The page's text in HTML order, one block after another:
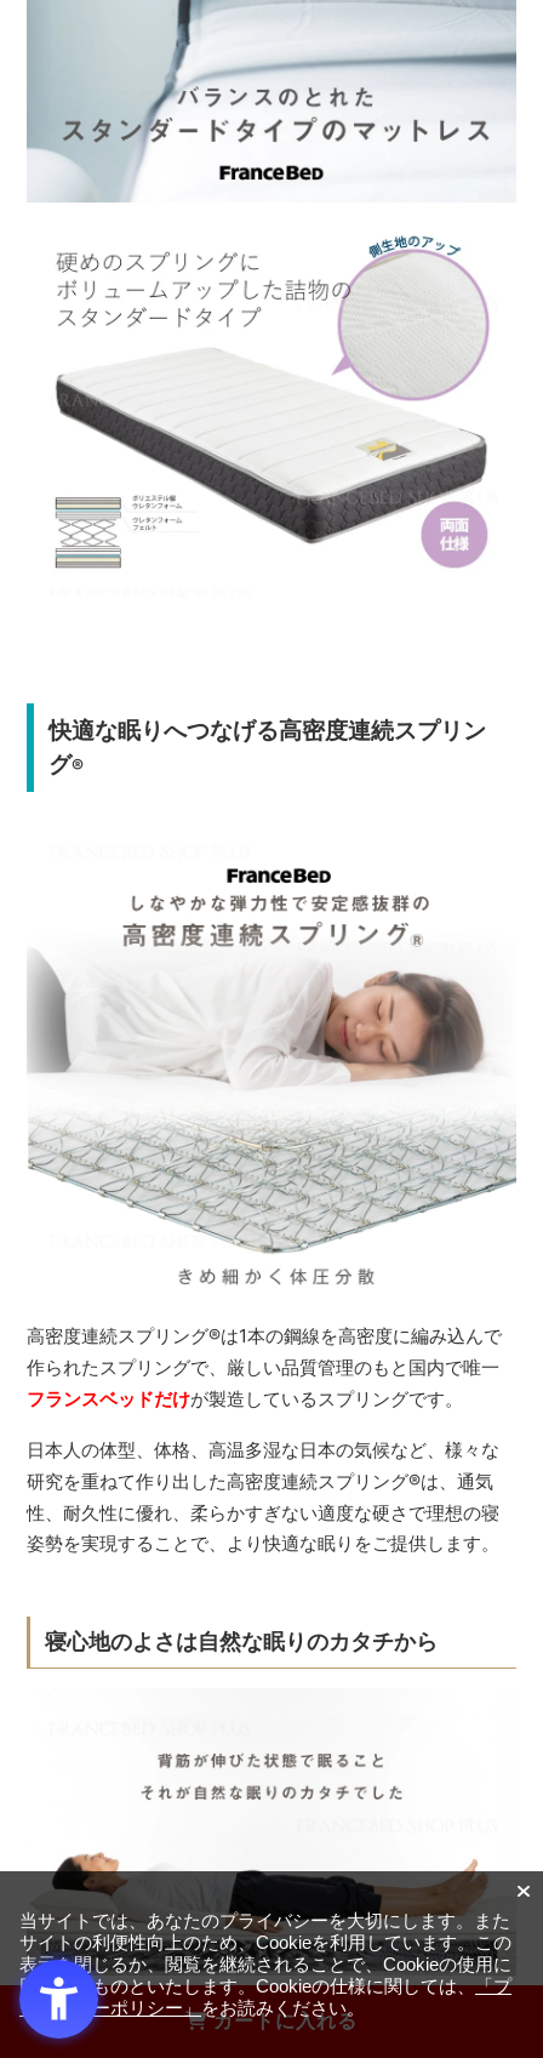
カートに入れる
快適な眠りへつなげる高密度連続スプリン
グ®
高密度連続スプリング®は1本の鋼線を高密度に編み込んで
作られたスプリングで、厳しい品質管理のもと国内で唯一
フランスベッドだけが製造しているスプリングです。
日本人の体型、体格、高温多湿な日本の気候など、様々な
研究を重ねて作り出した高密度連続スプリング®は、通気
性、耐久性に優れ、柔らかすぎない適度な硬さで理想の寝
姿勢を実現することで、より快適な眠りをご提供します。
寝心地のよさは自然な眠りのカタチから
寝姿勢が悪いと、疲労の回復や翌日の体調にも影響を及ぼ
すため、寝る姿勢と体調には密接な関係があります。たく
当サイトでは、あなたのプライバシーを大切にします。また
サイトの利便性向上のため、Cookieを利用しています。この
表示を閉じるか、閲覧を継続されることで、Cookieの使用に
同意するものといたします。Cookieの仕様に関しては、「プ
ライバシーポリシー」をお読みください。